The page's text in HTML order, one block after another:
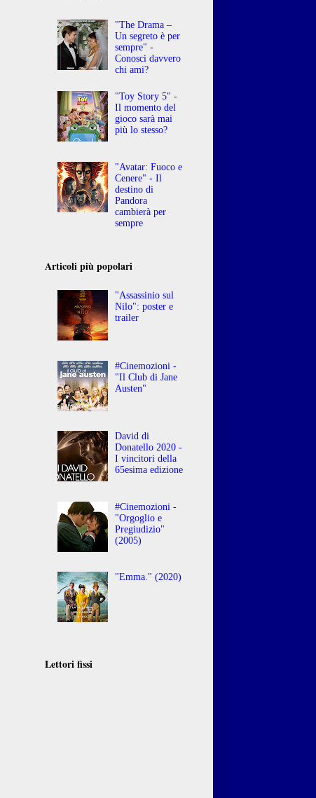
"The Drama –
Un segreto è per
sempre" -
Conosci davvero
chi ami?
"Toy Story 5" -
Il momento del
gioco sarà mai
più lo stesso?
"Avatar: Fuoco e
Cenere" - Il
destino di
Pandora
cambierà per
sempre
Articoli più popolari
"Assassinio sul
Nilo": poster e
trailer
#Cinemozioni -
"Il Club di Jane
Austen"
David di
Donatello 2020 -
I vincitori della
65esima edizione
#Cinemozioni -
"Orgoglio e
Pregiudizio"
(2005)
"Emma." (2020)
Lettori fissi